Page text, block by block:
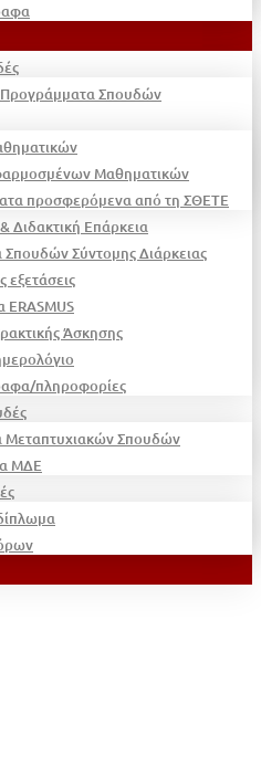
Σπουδών
Μαθηματικών
προσφερόμενα από τη ΣΘΕΤΕ
Διδακτική Επάρκεια
Σύντομης Διάρκειας
εξετάσεις
Άσκησης
πληροφορίες
Μεταπτυχιακών Σπουδών
ΜΔΕ